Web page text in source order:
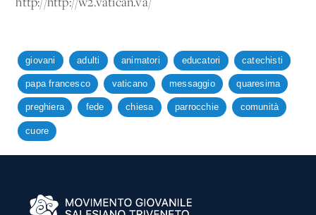
http://http://w2.vatican.va/
giovani adulti animatori educatori catechisti
papa francesco vaticano messaggio quaresima
preghiera fede chiesa parrocchie comunità
cuore